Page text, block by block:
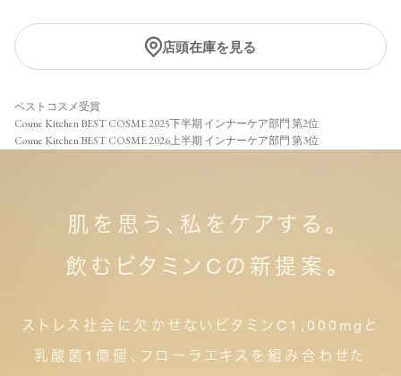
店頭在庫を見る
ベストコスメ受賞
Cosme Kitchen BEST COSME 2025下半期 インナーケア部門 第2位
Cosme Kitchen BEST COSME 2026上半期 インナーケア部門 第3位
肌を思う、私をケアする。
飲むビタミンCの新提案。
ストレス社会に欠かせないビタミンC1,000mgと
乳酸菌1億個、フローラエキスを組み合わせた